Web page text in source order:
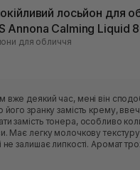
лосьйон для
Annona Calming Liquid
для обличчя
вже деякий час, мені він
його зранку замість крему,
замість тонера, особливо
Має легку молочкову
залишає липкості. Аромат